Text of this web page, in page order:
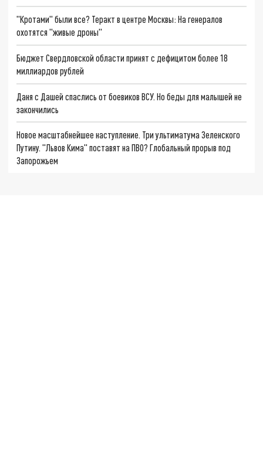
"Кротами" были все? Теракт в центре Москвы: На генералов
охотятся "живые дроны"
Бюджет Свердловской области принят с дефицитом более 18
миллиардов рублей
Даня с Дашей спаслись от боевиков ВСУ. Но беды для малышей не
закончились
Новое масштабнейшее наступление. Три ультиматума Зеленского
Путину. "Львов Кима" поставят на ПВО? Глобальный прорыв под
Запорожьем